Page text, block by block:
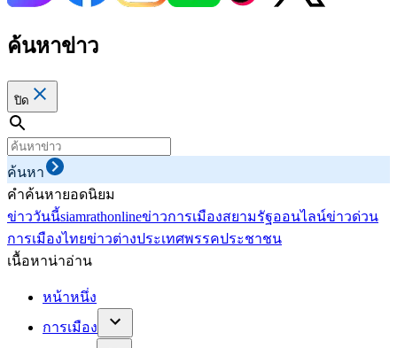
ค้นหาข่าว
ปิด
ค้นหา
คำค้นหายอดนิยม
ข่าววันนี้siamrathonlineข่าวการเมืองสยามรัฐออนไลน์ข่าวด่วน
การเมืองไทยข่าวต่างประเทศพรรคประชาชน
เนื้อหาน่าอ่าน
หน้าหนึ่ง
การเมือง